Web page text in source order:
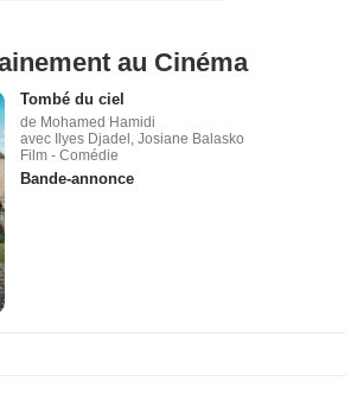
au Cinéma
Tombé du ciel
de Mohamed Hamidi
avec Ilyes Djadel, Josiane Balasko
Film - Comédie
Bande-annonce